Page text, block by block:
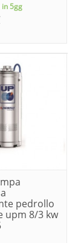
in 5gg
pedrollo
upm 8/3 kw